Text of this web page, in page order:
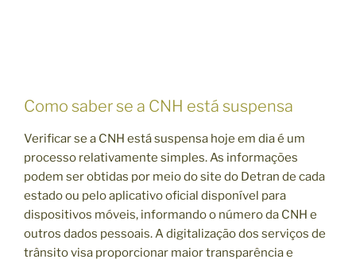
Como saber se a CNH está suspensa
Verificar se a CNH está suspensa hoje em dia é um
processo relativamente simples. As informações
podem ser obtidas por meio do site do Detran de cada
estado ou pelo aplicativo oficial disponível para
dispositivos móveis, informando o número da CNH e
outros dados pessoais. A digitalização dos serviços de
trânsito visa proporcionar maior transparência e